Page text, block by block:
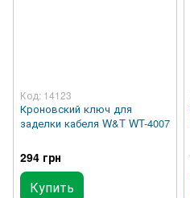
Код: 14123
Кроновский ключ для
заделки кабеля W&T WT-4007
294 грн
Купить